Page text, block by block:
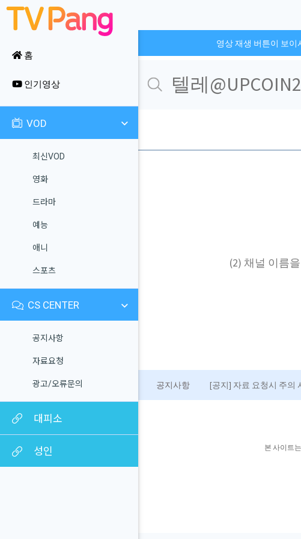
홈
인기영상
VOD
최신VOD
영화
드라마
예능
애니
스포츠
CS CENTER
공지사항
자료요청
광고/오류문의
대피소
성인
영상 재생 버튼이 보
(2) 채널 이름
공지사항 [공지] 자료 요청시 주의
본 사이트